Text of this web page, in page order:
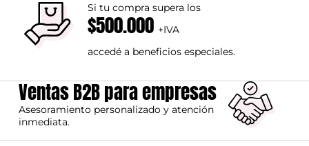
Si tu compra supera los
$500.000 +IVA
accedé a beneficios especiales.
Ventas B2B para empresas
Asesoramiento personalizado y atención
inmediata.